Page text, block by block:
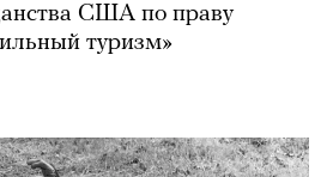
США по праву
туризм»